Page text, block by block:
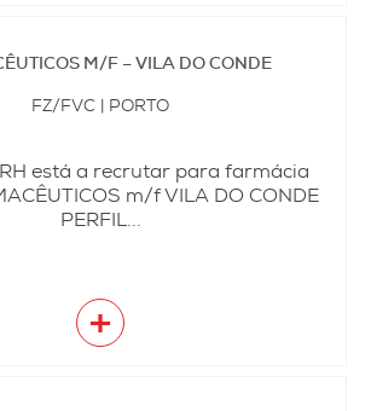
M/F – VILA DO CONDE
FZ/FVC | PORTO
está a recrutar para farmácia
m/f VILA DO CONDE
PERFIL...
+